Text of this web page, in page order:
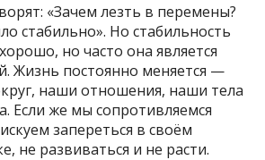
«Зачем лезть в перемены?
стабильно». Но стабильность
но часто она является
Жизнь постоянно меняется —
наши отношения, наши тела
Если же мы сопротивляемся
запереться в своём
не развиваться и не расти.